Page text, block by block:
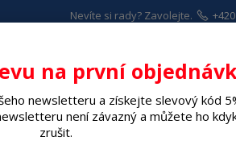
Hledat
Nevíte si rady? Zavolejte.
ELEKTRO DÍLNA A
na první
newsletteru a získejte slevový kód
není závazný a můžete ho
zrušit.